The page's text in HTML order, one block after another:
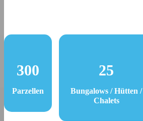
300
Parzellen
25
Bungalows / Hütten /
Chalets